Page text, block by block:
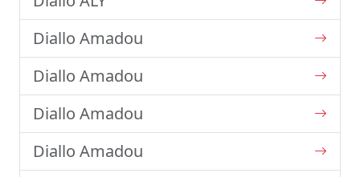
Diallo Amadou
Diallo Amadou
Diallo Amadou
Diallo Amadou